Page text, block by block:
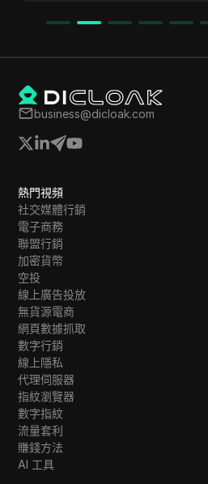
business@dicloak.com
熱門視頻
社交媒體行銷
電子商務
聯盟行銷
加密貨幣
空投
線上廣告投放
無貨源電商
網頁數據抓取
數字行銷
線上隱私
代理伺服器
指紋瀏覽器
數字指紋
流量套利
賺錢方法
AI 工具